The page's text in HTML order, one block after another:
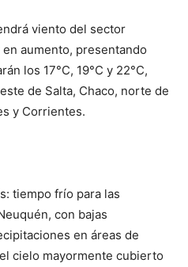
viento del sector
aumento, presentando
los 17°C, 19°C y 22°C,
de Salta, Chaco, norte de
y Corrientes.
tiempo frío para las
con bajas
en áreas de
cielo mayormente cubierto